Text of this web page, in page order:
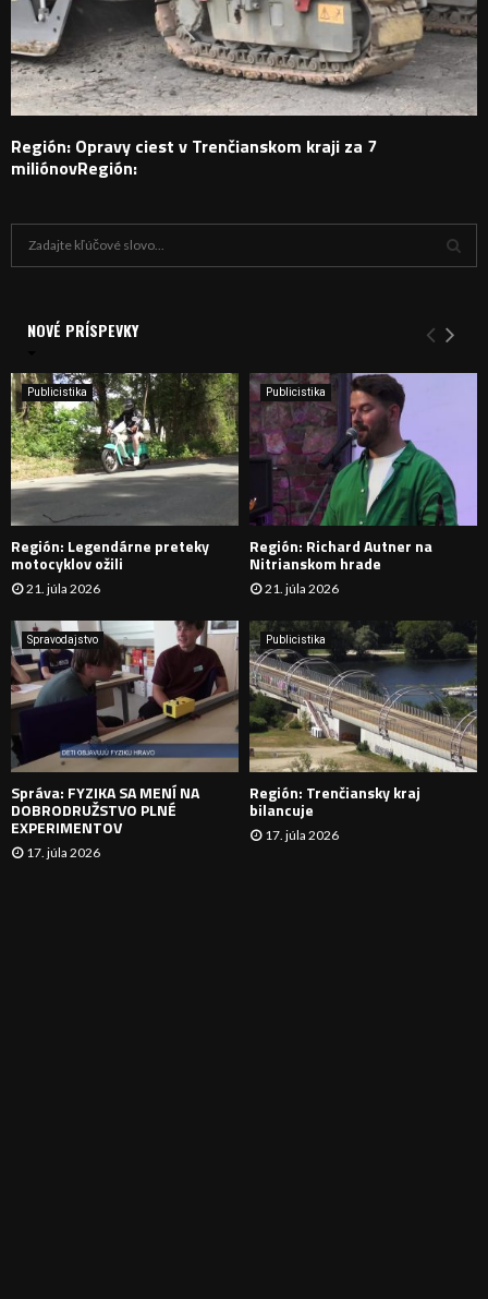
Región: Opravy ciest v Trenčianskom kraji za 7
miliónovRegión:
i
e
:
Y
H
D
A
N
I
E
NOVÉ PRÍSPEVKY
Publicistika
Región: Legendárne preteky
motocyklov ožili
21. júla 2026
Publicistika
Región: Richard Autner na
Nitrianskom hrade
21. júla 2026
Spravodajstvo
Správa: FYZIKA SA MENÍ NA
DOBRODRUŽSTVO PLNÉ
EXPERIMENTOV
17. júla 2026
Publicistika
Región: Trenčiansky kraj
bilancuje
17. júla 2026